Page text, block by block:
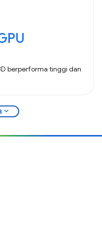
berperforma tinggi dan
expand_more